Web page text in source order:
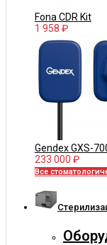
Fona CDR Kit
1 958 ₽
Gendex GXS-
233 000 ₽
Все